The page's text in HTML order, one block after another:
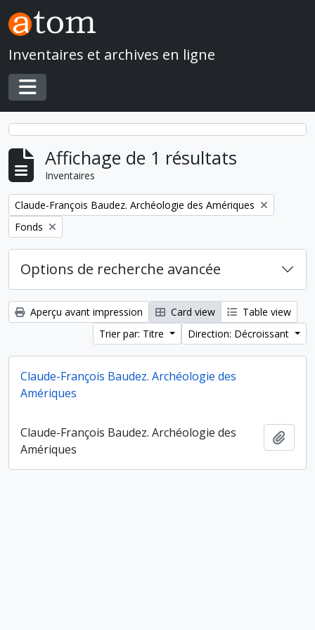
Skip to main content
Inventaires et archives en ligne
Toggle navigation
Affichage de 1 résultats
Inventaires
Remove filter:
Claude-François Baudez. Archéologie des Amériques
Remove filter:
Fonds
Options de recherche avancée
Aperçu avant impression Card view
Table view
Trier par: Titre
Direction: Décroissant
Claude-François Baudez. Archéologie des
Amériques
Claude-François Baudez. Archéologie des
Amériques